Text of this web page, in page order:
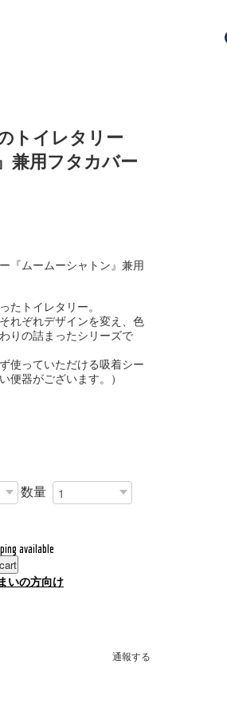
トイレタリー
兼用フタカバー
『ムームーシャトン』兼用
たトイレタリー。
れぞれデザインを変え、色
りの詰まったシリーズで
使っていただける吸着シー
便器がございます。）
数量
available
いの方向け
通報する